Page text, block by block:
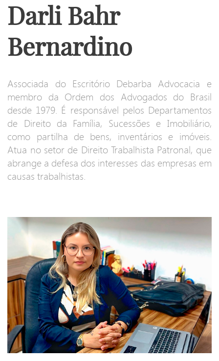
Darli Bahr
Bernardino
Associada do Escritório Debarba Advocacia e
membro da Ordem dos Advogados do Brasil
desde 1979. É responsável pelos Departamentos
de Direito da Família, Sucessões e Imobiliário,
como partilha de bens, inventários e imóveis.
Atua no setor de Direito Trabalhista Patronal, que
abrange a defesa dos interesses das empresas em
causas trabalhistas.